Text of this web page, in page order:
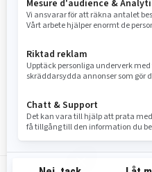
Sverige (svenska)
Juridisk information
Sekretesspolicy